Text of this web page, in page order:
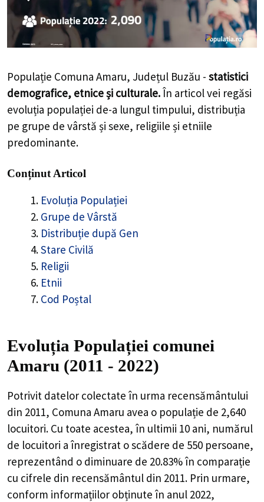
Populație Comuna Amaru, Județul Buzău - statistici
demografice, etnice și culturale.În articol vei regăsi
evoluția populației de-a lungul timpului, distribuția
pe grupe de vârstă și sexe, religiile și etniile
predominante.
Conținut Articol
Evoluția Populației
Grupe de Vârstă
Distribuție după Gen
Stare Civilă
Religii
Etnii
Cod Poștal
Evoluția Populației comunei
Amaru (2011 - 2022)
Potrivit datelor colectate în urma recensământului
din 2011, Comuna Amaru avea o populație de 2,640
locuitori. Cu toate acestea, în ultimii 10 ani, numărul
de locuitori a înregistrat oscădere de 550 persoane,
reprezentând o diminuare de 20.83%în comparație
cu cifrele din recensământul din 2011. Prin urmare,
conform informațiilor obținute în anul 2022,